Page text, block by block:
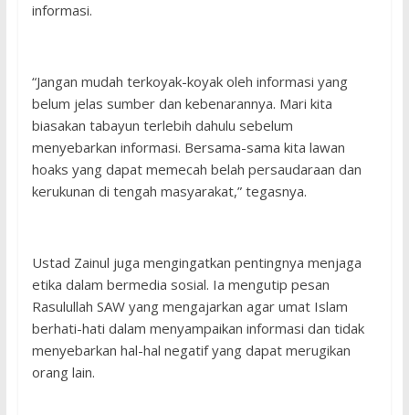
informasi.
“Jangan mudah terkoyak-koyak oleh informasi yang
belum jelas sumber dan kebenarannya. Mari kita
biasakan tabayun terlebih dahulu sebelum
menyebarkan informasi. Bersama-sama kita lawan
hoaks yang dapat memecah belah persaudaraan dan
kerukunan di tengah masyarakat,” tegasnya.
Ustad Zainul juga mengingatkan pentingnya menjaga
etika dalam bermedia sosial. Ia mengutip pesan
Rasulullah SAW yang mengajarkan agar umat Islam
berhati-hati dalam menyampaikan informasi dan tidak
menyebarkan hal-hal negatif yang dapat merugikan
orang lain.